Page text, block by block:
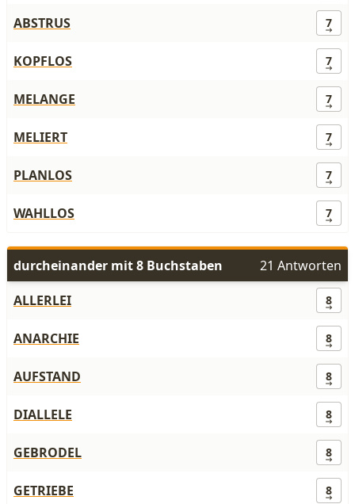
ABSTRUS 7
KOPFLOS 7
MELANGE 7
MELIERT 7
PLANLOS 7
WAHLLOS 7
durcheinander mit 8 Buchstaben
21 Antworten
ALLERLEI
8
ANARCHIE 8
AUFSTAND 8
DIALLELE 8
GEBRODEL 8
GETRIEBE 8